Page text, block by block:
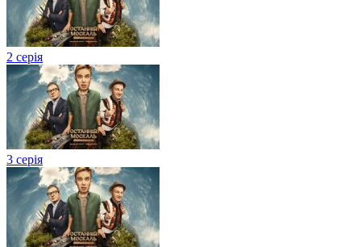
2 серія
3 серія